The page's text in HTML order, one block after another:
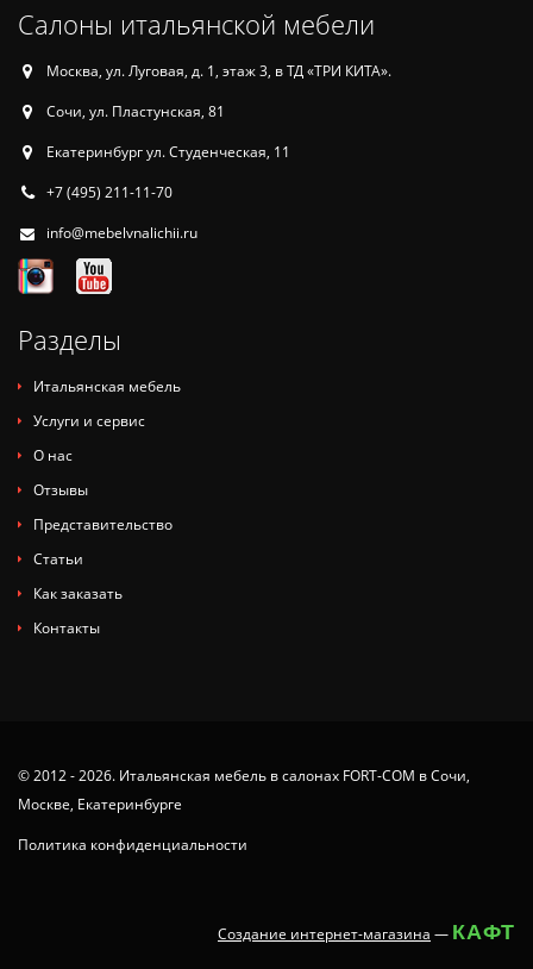
Салоны итальянской мебели
Москва, ул. Луговая, д. 1, этаж 3, в ТД «ТРИ КИТА».
Сочи, ул. Пластунская, 81
Екатеринбург ул. Студенческая, 11
+7 (495) 211-11-70
info@mebelvnalichii.ru
Разделы
Итальянская мебель
Услуги и сервис
О нас
Отзывы
Представительство
Статьи
Как заказать
Контакты
© 2012 - 2026. Итальянская мебель в салонах FORT-COM в Сочи,
Москве, Екатеринбурге
Политика конфиденциальности
Создание интернет-магазина — КАФТ